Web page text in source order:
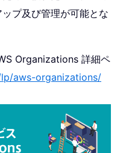
プ及び管理が可能とな
Organizations 詳細ペ
aws-organizations/